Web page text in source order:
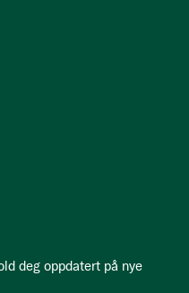
deg oppdatert på nye